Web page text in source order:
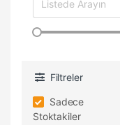
Filtreler
Sadece
Stoktakiler